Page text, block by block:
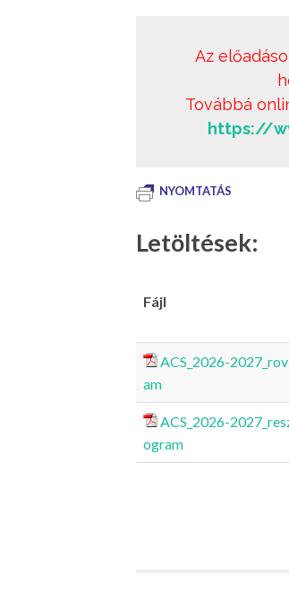
Az
Továbbá
https://
NYOMTATÁS
Letöltések:
Fájl
ACS_2026-
am
ACS_2026-
ogram